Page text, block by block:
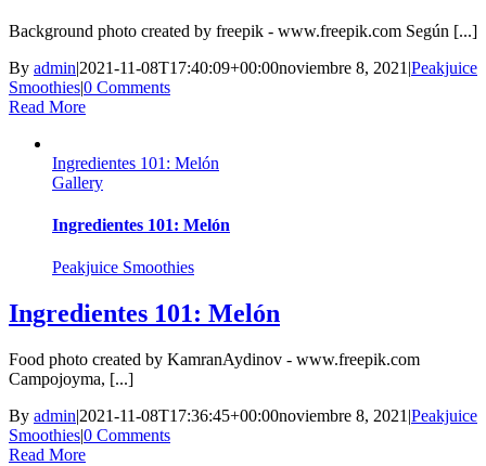
Background photo created by freepik - www.freepik.com Según [...]
By admin|2021-11-08T17:40:09+00:00noviembre 8, 2021 |Peakjuice
Smoothies|0 Comments
Read More
Ingredientes 101: Melón
Gallery
Ingredientes 101: Melón
Peakjuice Smoothies
Ingredientes 101: Melón
Food photo created by KamranAydinov - www.freepik.com
Campojoyma, [...]
By admin|2021-11-08T17:36:45+00:00noviembre 8, 2021 |Peakjuice
Smoothies|0 Comments
Read More